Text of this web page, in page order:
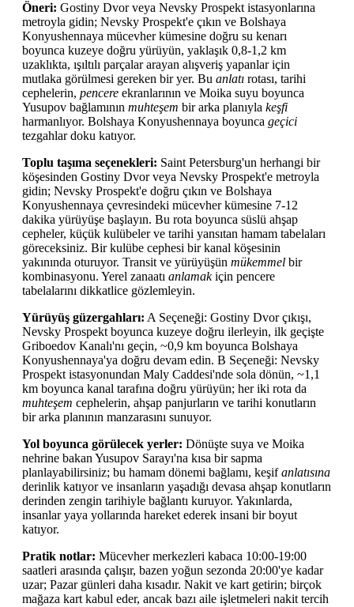
Öneri: Gostiny Dvor veya Nevsky Prospekt istasyonlarına
metroyla gidin; Nevsky Prospekt'e çıkın ve Bolshaya
Konyushennaya mücevher kümesine doğru su kenarı
boyunca kuzeye doğru yürüyün, yaklaşık 0,8-1,2 km
uzaklıkta, ışıltılı parçalar arayan alışveriş yapanlar için
mutlaka görülmesi gereken bir yer. Bu anlatı rotası, tarihi
cephelerin, pencere ekranlarının ve Moika suyu boyunca
Yusupov bağlamının muhteşem bir arka planıyla keşfi
harmanlıyor. Bolshaya Konyushennaya boyunca geçici
tezgahlar doku katıyor.
Toplu taşıma seçenekleri: Saint Petersburg'un herhangi bir
köşesinden Gostiny Dvor veya Nevsky Prospekt'e metroyla
gidin; Nevsky Prospekt'e doğru çıkın ve Bolshaya
Konyushennaya çevresindeki mücevher kümesine 7-12
dakika yürüyüşe başlayın. Bu rota boyunca süslü ahşap
cepheler, küçük kulübeler ve tarihi yansıtan hamam tabelaları
göreceksiniz. Bir kulübe cephesi bir kanal köşesinin
yakınında oturuyor. Transit ve yürüyüşün mükemmel bir
kombinasyonu. Yerel zanaatı anlamakiçin pencere
tabelalarını dikkatlice gözlemleyin.
Yürüyüş güzergahları: A Seçeneği: Gostiny Dvor çıkışı,
Nevsky Prospekt boyunca kuzeye doğru ilerleyin, ilk geçişte
Griboedov Kanalı'nı geçin, ~0,9 km boyunca Bolshaya
Konyushennaya'ya doğru devam edin. B Seçeneği: Nevsky
Prospekt istasyonundan Maly Caddesi'nde sola dönün, ~1,1
km boyunca kanal tarafına doğru yürüyün; her iki rota da
muhteşem cephelerin, ahşap panjurların ve tarihi konutların
bir arka planının manzarasını sunuyor.
Yol boyunca görülecek yerler: Dönüşte suya ve Moika
nehrine bakan Yusupov Sarayı'na kısa bir sapma
planlayabilirsiniz; bu hamam dönemi bağlamı, keşifanlatısına
derinlik katıyor ve insanların yaşadığı devasa ahşap konutların
derinden zengin tarihiyle bağlantı kuruyor. Yakınlarda,
insanlar yaya yollarında hareket ederek insani bir boyut
katıyor.
Pratik notlar: Mücevher merkezleri kabaca 10:00-19:00
saatleri arasında çalışır, bazen yoğun sezonda 20:00'ye kadar
uzar; Pazar günleri daha kısadır. Nakit ve kart getirin; birçok
mağaza kart kabul eder, ancak bazı aile işletmeleri nakit tercih